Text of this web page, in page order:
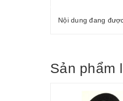
Nội dung đang
Sản phẩm